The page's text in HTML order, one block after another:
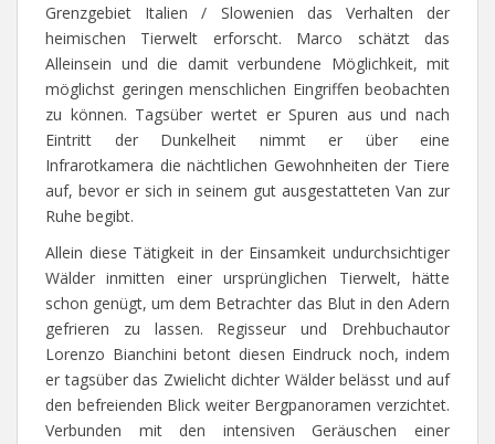
Grenzgebiet Italien / Slowenien das Verhalten der
heimischen Tierwelt erforscht. Marco schätzt das
Alleinsein und die damit verbundene Möglichkeit, mit
möglichst geringen menschlichen Eingriffen beobachten
zu können. Tagsüber wertet er Spuren aus und nach
Eintritt der Dunkelheit nimmt er über eine
Infrarotkamera die nächtlichen Gewohnheiten der Tiere
auf, bevor er sich in seinem gut ausgestatteten Van zur
Ruhe begibt.
Allein diese Tätigkeit in der Einsamkeit undurchsichtiger
Wälder inmitten einer ursprünglichen Tierwelt, hätte
schon genügt, um dem Betrachter das Blut in den Adern
gefrieren zu lassen. Regisseur und Drehbuchautor
Lorenzo Bianchini betont diesen Eindruck noch, indem
er tagsüber das Zwielicht dichter Wälder belässt und auf
den befreienden Blick weiter Bergpanoramen verzichtet.
Verbunden mit den intensiven Geräuschen einer